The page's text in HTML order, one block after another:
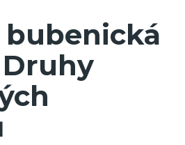
bubenická